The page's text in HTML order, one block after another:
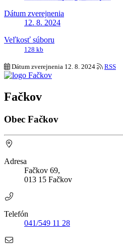
Dátum zverejnenia
12. 8. 2024
Veľkosť súboru
128 kb
Dátum zverejnenia 12. 8. 2024 RSS
Fačkov
Obec Fačkov
Adresa
Fačkov 69,
013 15 Fačkov
Telefón
041/549 11 28